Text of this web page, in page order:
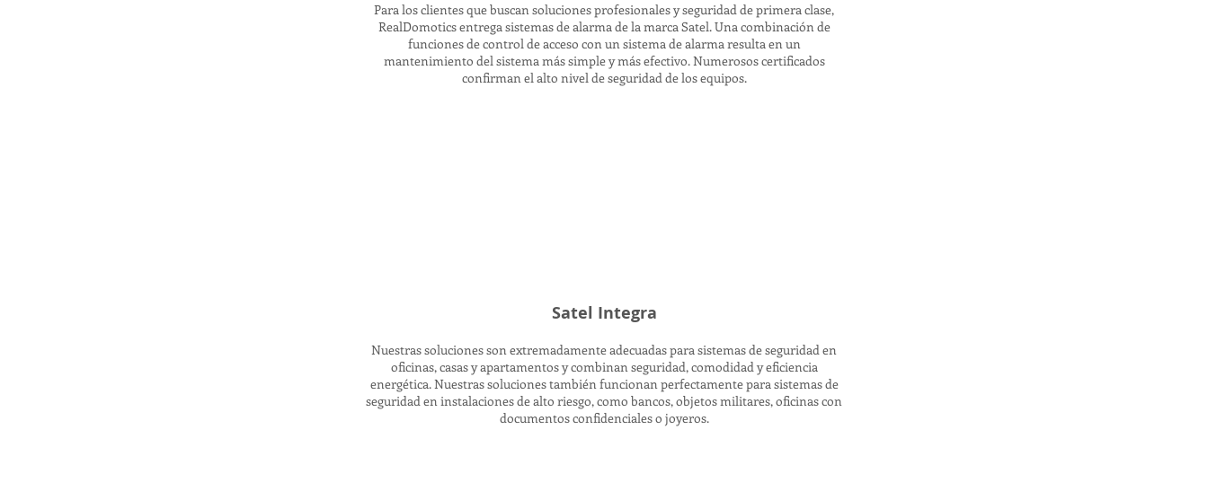
Para los clientes que buscan soluciones profesionales y seguridad de primera clase,
RealDomotics entrega sistemas de alarma de la marca Satel. Una combinación de
funciones de control de acceso con un sistema de alarma resulta en un
mantenimiento del sistema más simple y más efectivo. Numerosos certificados
confirman el alto nivel de seguridad de los equipos.
Satel Integra
Nuestras soluciones son extremadamente adecuadas para sistemas de seguridad en
oficinas, casas y apartamentos y combinan seguridad, comodidad y eficiencia
energética. Nuestras soluciones también funcionan perfectamente para sistemas de
seguridad en instalaciones de alto riesgo, como bancos, objetos militares, oficinas con
documentos confidenciales o joyeros.